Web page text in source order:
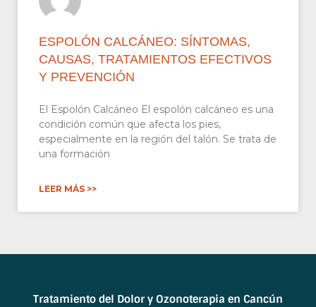
ESPOLÓN CALCÁNEO: SÍNTOMAS,
CAUSAS, TRATAMIENTOS EFECTIVOS
Y PREVENCIÓN
El Espolón Calcáneo El espolón calcáneo es una
condición común que afecta los pies,
especialmente en la región del talón. Se trata de
una formación
LEER MÁS >>
Tratamiento del Dolor y Ozonoterapia en Cancún